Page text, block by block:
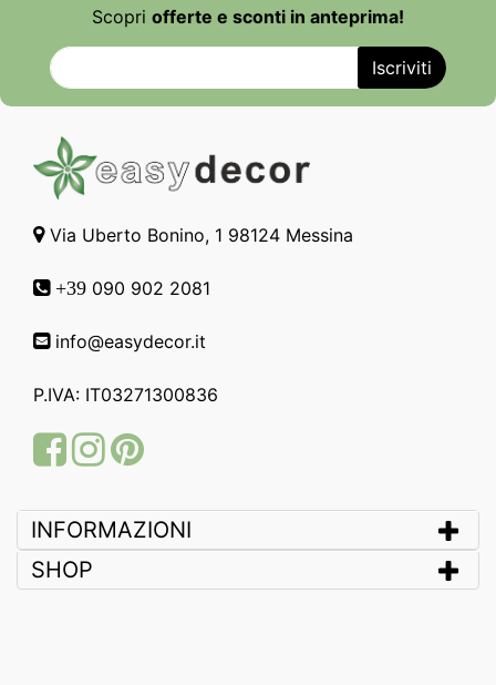
Scopri offerte e sconti in anteprima!
Via Uberto Bonino, 1 98124 Messina
+39 090 902 2081
info@easydecor.it
P.IVA: IT03271300836
FacebookInstagram
Pinterest
INFORMAZIONI
SHOP